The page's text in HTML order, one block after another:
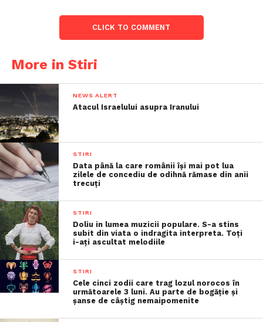
CLICK TO COMMENT
More in Stiri
NEWS ALERT
Atacul Israelului asupra Iranului
STIRI
Data până la care românii îşi mai pot lua
zilele de concediu de odihnă rămase din anii
trecuţi
STIRI
Doliu in lumea muzicii populare. S-a stins
subit din viata o indragita interpreta. Toți
i-ați ascultat melodiile
STIRI
Cele cinci zodii care trag lozul norocos în
următoarele 3 luni. Au parte de bogăție și
șanse de câștig nemaipomenite